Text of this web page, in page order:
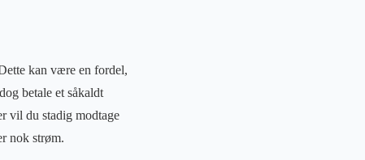
kan være en fordel,
betale et såkaldt
vil du stadig modtage
nok strøm.